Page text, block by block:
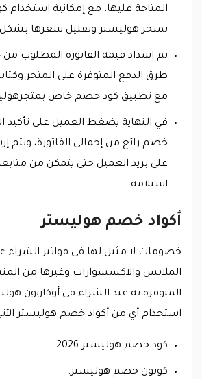
المتاحة عليها، مع إمكانية
بمتجر هوليستر وتقليل سعرها
ثم اسداد قيمة الفاتورة المطلوب من
طرق الدفع المتوفرة على المتجر
مع تطبيق كود خصم خاص
في النهاية يضغط العميل على تأكيد
خصم رائع من إجمالي الفاتورة، ويتم
على بريد العميل حتى يتمكن من
استلامه.
أكواد خصم هوليستر
خصومات لا مثيل لها في فواتير الشراء
الملابس والاكسسوارات وغيرها من
المتوفرة به عند الشراء في أوكازيون
استخدام أي من أكواد خصم هوليستر
كود خصم هوليستر 2026.
كوبون خصم هوليستر.